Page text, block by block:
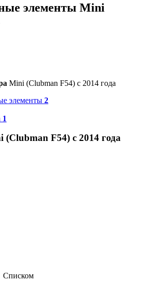
элементы Mini
Mini (Clubman F54) с 2014 года
элементы 2
1
(Clubman F54) с 2014 года
Списком